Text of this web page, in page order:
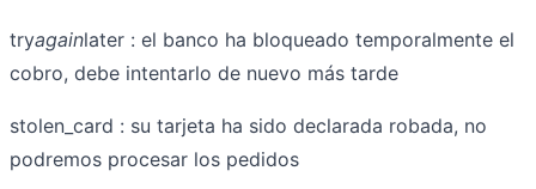
tryagainlater : el banco ha bloqueado temporalmente el
cobro, debe intentarlo de nuevo más tarde
stolen_card : su tarjeta ha sido declarada robada, no
podremos procesar los pedidos